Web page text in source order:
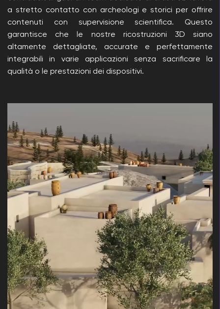
a stretto contatto con archeologi e storici per offrire
contenuti con supervisione scientifica. Questo
garantisce che le nostre ricostruzioni 3D siano
altamente dettagliate, accurate e perfettamente
integrabili in varie applicazioni senza sacrificare la
qualità o le prestazioni dei dispositivi.